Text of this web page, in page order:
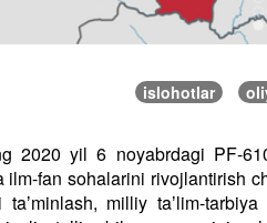
islohotlar
2020 yil 6 noyabrdagi PF-
fan sohalarini rivojlantirish
milliy taʼlim-